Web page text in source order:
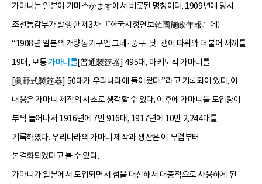
가마니는 일본어 가마스かます에서 비롯된 명칭이다. 1909년에 당시
조선통감부가 발행한 제3차 『한국시정연보韓國施政年報』에는
“1908년 일본의 개량농기구인 그네·풍구·낫·괭이 따위와 더불어 새끼틀
19대, 보통가마니틀[普通製筵器] 495대, 마키노식 가마니틀
[眞野式製筵器] 50대가 우리나라에 들어왔다.”라고 기록되어 있다. 이
내용은 가마니 제작의 시초로 생각할 수 있다. 이후에 가마니틀 도입량이
부쩍 늘어나서 1916년에 7만 916대, 1917년에 10만 2,244대를
기록하였다. 우리나라의 가마니 제작과 생산은 이 무렵부터
본격화되었다고 볼 수 있다.
가마니가 일본에서 도입되면서 섬을 대신해서 대중적으로 사용하게 된